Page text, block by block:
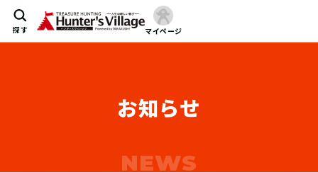
探す マイページ
お知らせ